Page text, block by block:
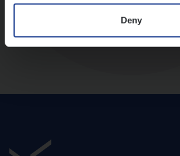
Deny